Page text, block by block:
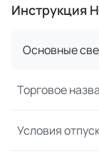
Инструкция
Основные
Торговое
Условия